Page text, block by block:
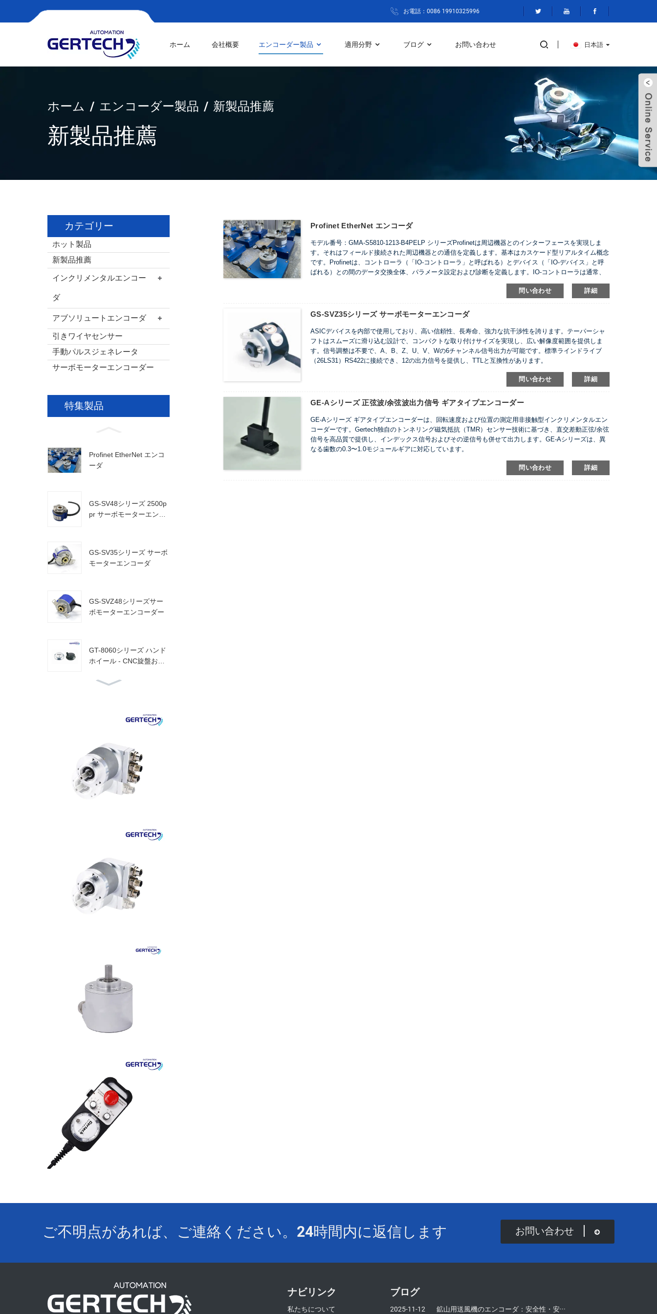
お電話：0086 19910325996
ホーム 会社概要 エンコーダー製品 適用分野 ブログ お問い合わせ 日本語
ホーム エンコーダー製品 新製品推薦
新製品推薦
カテゴリー
ホット製品
新製品推薦
インクリメンタルエンコー
ダ
アブソリュートエンコーダ
引きワイヤセンサー
手動パルスジェネレータ
サーボモーターエンコーダー
特集製品
Profinet EtherNet エンコ
ーダ
GS-SV48シリーズ 2500p
pr サーボモーターエンコ
GS-SV35シリーズ サーボ
モーターエンコーダ
GS-SVZ48シリーズサー
ボモーターエンコーダー
GT-8060シリーズ ハンド
ホイール - CNC旋盤およ
構用）：精密パルス生成
GI-WFシリーズ 防水引き
紐センサー 0-200m 水中
使用
GI-H100シリーズ 100mm
インクリメンタルエンコ··
·
GI-S40シリーズ 40mmハ
ウジング ソリッドシャフ
Profinet EtherNet エンコーダ
モデル番号：GMA-S5810-1213-B4PELP シリーズProfinetは周辺機器とのインターフェースを実現しま
す。それはフィールド接続された周辺機器との通信を定義します。基本はカスケード型リアルタイム概念
です。Profinetは、コントローラ（「IO-コントローラ」と呼ばれる）とデバイス（「IO-デバイス」と呼
ばれる）との間のデータ交換全体、パラメータ設定および診断を定義します。IO-コントローラは通常、
PLC、DCS、またはIPCであり、IO-デバイスはI/Oブロック、ドライブ、センサー、またはアクチュエー
タなどさまざまです。Profinetプロトコルは、Ethernetベースのフィールドデバイス間での高速データ交
は、IO-プロキシ（下位バスシステムの代表者）を介してProfinetシステムにシームレスに統合できます。
問い合わせ 詳細
GS-SVZ35シリーズ サーボモーターエンコーダ
ASICデバイスを内部で使用しており、高い信頼性、長寿命、強力な抗干渉性を誇ります。テーパーシャ
フトはスムーズに滑り込む設計で、コンパクトな取り付けサイズを実現し、広い解像度範囲を提供しま
す。信号調整は不要で、A、B、Z、U、V、Wの6チャンネル信号出力が可能です。標準ラインドライブ
（26LS31）RS422に接続でき、12の出力信号を提供し、TTLと互換性があります。
問い合わせ 詳細
GE-Aシリーズ 正弦波/余弦波出力信号 ギアタイプエンコーダー
GE-Aシリーズ ギアタイプエンコーダーは、回転速度および位置の測定用非接触型インクリメンタルエン
コーダーです。Gertech独自のトンネリング磁気抵抗（TMR）センサー技術に基づき、直交差動正弦/余弦
信号を高品質で提供し、インデックス信号およびその逆信号も併せて出力します。GE-Aシリーズは、異
なる歯数の0.3〜1.0モジュールギアに対応しています。
問い合わせ 詳細
ご不明点があれば、ご連絡ください。24時間内に返信します お問い合わせ
ナビリンク
私たちについて
ブログ
2025-11-12 鉱山用送風機のエンコーダ：安全性・安···